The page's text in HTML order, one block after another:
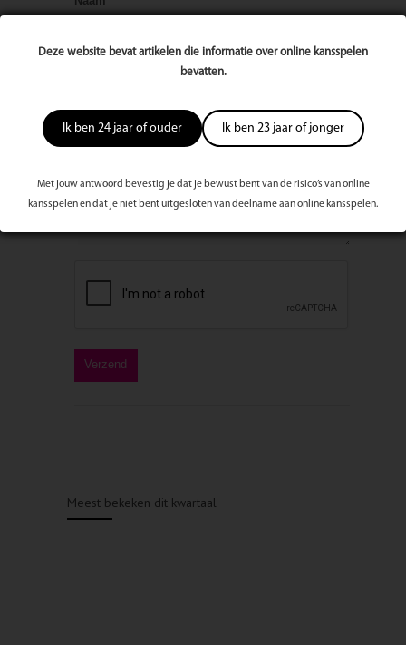
Deze website bevat artikelen die informatie over online kansspelen
bevatten.
Ik ben 24 jaar of ouder Ik ben 23 jaar of jonger
Met jouw antwoord bevestig je dat je bewust bent van de risico’s van online
kansspelen en dat je niet bent uitgesloten van deelname aan online kansspelen.
Bericht
Meest bekeken dit kwartaal